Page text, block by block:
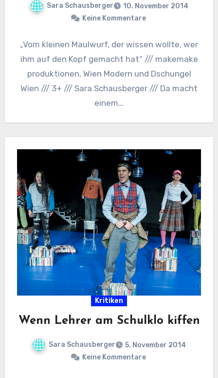
Sara Schausberger
10. November 2014
Keine Kommentare
„Vom kleinen Maulwurf, der wissen wollte, wer
ihm auf den Kopf gemacht hat“ /// makemake
produktionen, Wien Modern und Dschungel
Wien /// 3+ /// Sara Schausberger /// Da macht
einem…
Kritiken
Wenn Lehrer am Schulklo kiffen
Sara Schausberger
5. November 2014
Keine Kommentare